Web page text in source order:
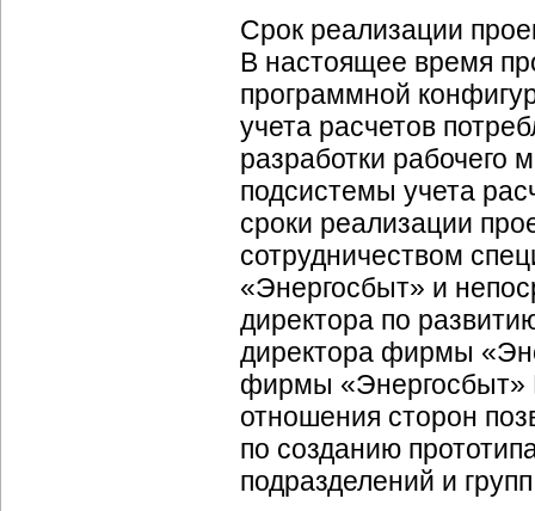
Срок реализации
В настоящее время
программной
учета расчетов
разработки рабочего
подсистемы учета
сроки реализации
сотрудничеством
«Энергосбыт» и
директора по
директора фирмы
фирмы «Энергосбыт»
отношения сторон
по созданию
подразделений и